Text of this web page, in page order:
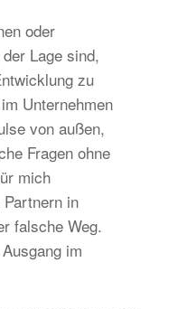
oder
Lage sind,
zu
Unternehmen
von außen,
Fragen ohne
mich
in
falsche Weg.
im